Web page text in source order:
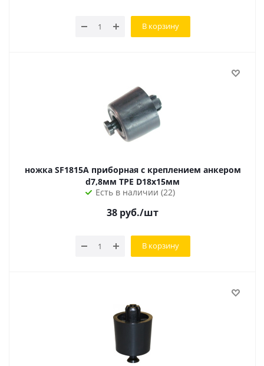
В корзину
ножка SF1815A приборная с креплением анкером
d7,8мм TPE D18х15мм
Есть в наличии (22)
38 руб./шт
В корзину